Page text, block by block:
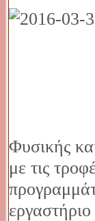
Φυσικής
με τις